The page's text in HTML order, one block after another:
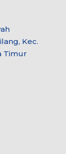
Kec.
Timur